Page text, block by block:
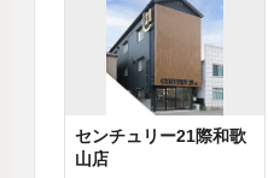
センチュリー21際和歌
山店